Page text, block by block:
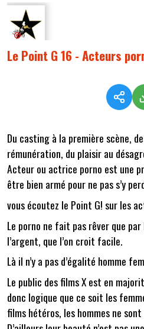
Le Point G 16 - Acteurs
Du casting à la première scène,
rémunération, du plaisir au
Acteur ou actrice porno est une
être bien armé pour ne pas s’y
vous écoutez le Point G! sur les
Le porno ne fait pas rêver que
l’argent, que l’on croit facile.
Là il n’y a pas d’égalité homme
Le public des films X est en
donc logique que ce soit les
films hétéros, les hommes ne